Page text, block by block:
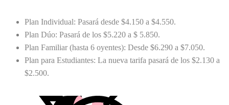
Plan Individual: Pasará desde $4.150 a $4.550.
Plan Dúo: Pasará de los $5.220 a $ 5.850.
Plan Familiar (hasta 6 oyentes): Desde $6.290 a $7.050.
Plan para Estudiantes: La nueva tarifa pasará de los $2.130 a
$2.500.